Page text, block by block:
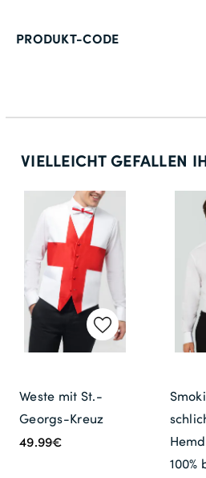
PRODUKT-CODE
VIELLEICHT GEFALLEN
Weste mit St.-
Georgs-Kreuz
49.99€